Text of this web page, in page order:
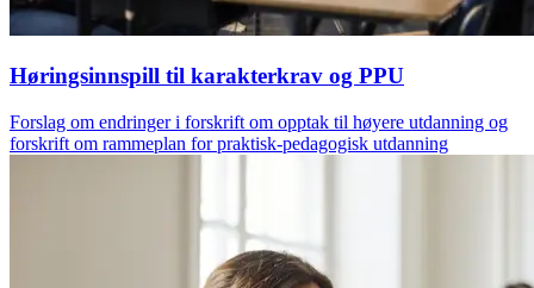
Høringsinnspill til karakterkrav og PPU
Forslag om endringer i forskrift om opptak til høyere utdanning og
forskrift om rammeplan for praktisk-pedagogisk utdanning